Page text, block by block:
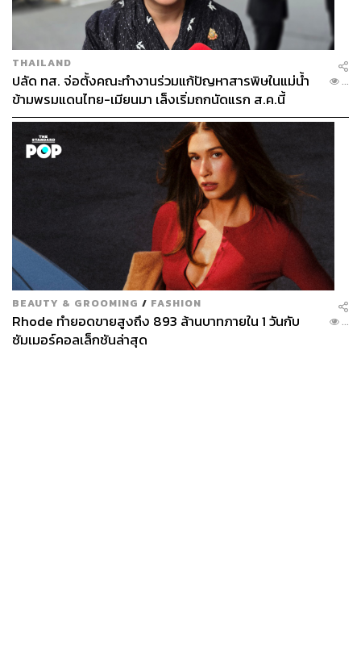
THAILAND
ปลัด ทส. จ่อตั้งคณะทำงานร่วมแก้ปัญหาสารพิษในแม่น้ำ
ข้ามพรมแดนไทย-เมียนมา เล็งเริ่มถกนัดแรก ส.ค.นี้
...
BEAUTY & GROOMING / FASHION
Rhode ทำยอดขายสูงถึง 893 ล้านบาทภายใน 1 วันกับ
ซัมเมอร์คอลเล็กชันล่าสุด
...